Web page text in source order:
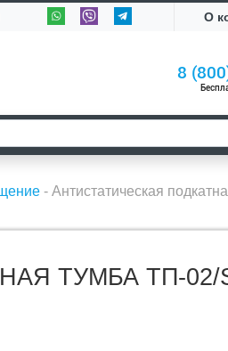
О
8
- Антистатическая
ТУМБА ТП-02/